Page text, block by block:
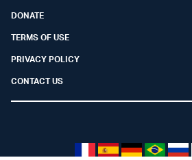
DONATE
TERMS OF USE
PRIVACY POLICY
CONTACT US